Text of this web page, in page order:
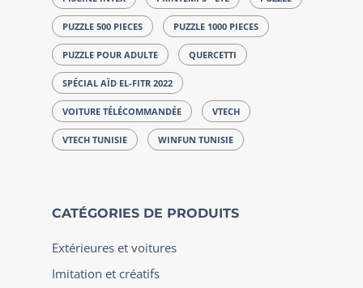
PUZZLE 500 PIECES PUZZLE 1000 PIECES
PUZZLE POUR ADULTE QUERCETTI
SPÉCIAL AÏD EL-FITR 2022
VOITURE TÉLÉCOMMANDÉE VTECH
VTECH TUNISIE WINFUN TUNISIE
CATÉGORIES DE PRODUITS
Extérieures et voitures
Imitation et créatifs